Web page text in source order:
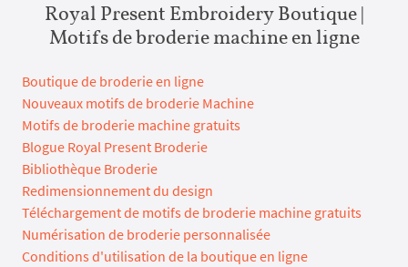
Royal Present Embroidery Boutique |
Motifs de broderie machine en ligne
Boutique de broderie en ligne
Nouveaux motifs de broderie Machine
Motifs de broderie machine gratuits
Blogue Royal Present Broderie
Bibliothèque Broderie
Redimensionnement du design
Téléchargement de motifs de broderie machine gratuits
Numérisation de broderie personnalisée
Conditions d'utilisation de la boutique en ligne